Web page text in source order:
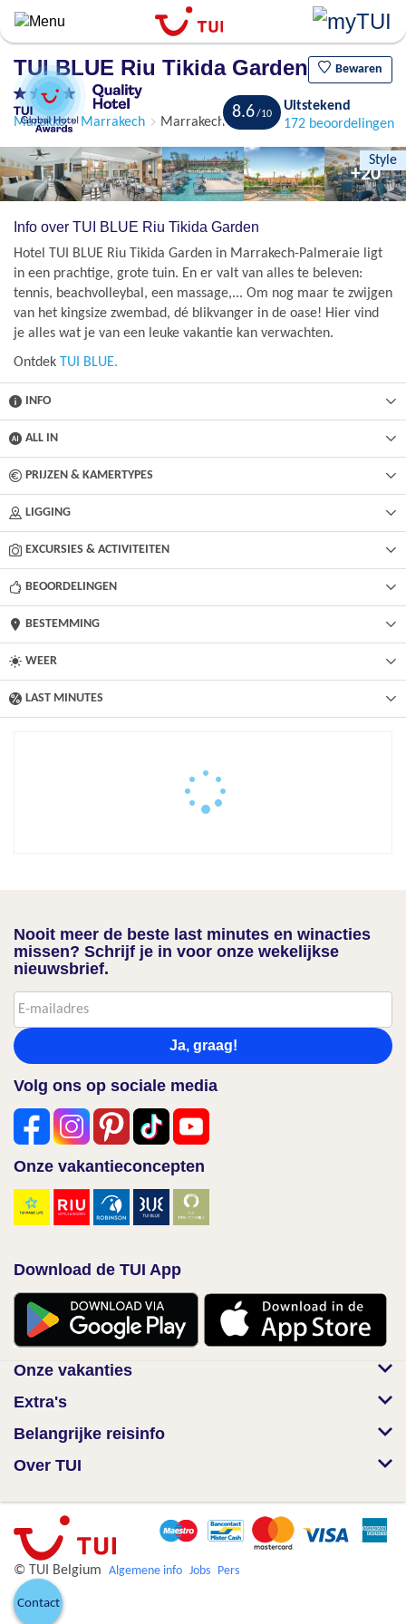
Overslaan
en
algemene
inhoud
gaan
TUI BLUE Riu Tikida Garden Bewaren
Marokko Marrakech Marrakech
Style
8.6
Uitstekend
172 beoordelingen
+20
Info over TUI BLUE Riu Tikida Garden
Hotel TUI BLUE Riu Tikida Garden in Marrakech-Palmeraie ligt
in een prachtige, grote tuin. En er valt van alles te beleven:
tennis, beachvolleybal, een massage,... Om nog maar te zwijgen
van het kingsize zwembad, dé blikvanger in de oase! Hier vind
je alles wat je van een leuke vakantie kan verwachten.
Ontdek TUI BLUE.
INFO
ALL IN
PRIJZEN & KAMERTYPES
LIGGING
EXCURSIES & ACTIVITEITEN
BEOORDELINGEN
BESTEMMING
WEER
LAST MINUTES
Nooit meer de beste last minutes en winacties
missen? Schrijf je in voor onze wekelijkse
nieuwsbrief.
Ja, graag!
Volg ons op sociale media
Onze vakantieconcepten
Download de TUI App
Onze vakanties
Extra's
Belangrijke reisinfo
Over TUI
© TUI Belgium Algemene info Jobs Pers
Contact